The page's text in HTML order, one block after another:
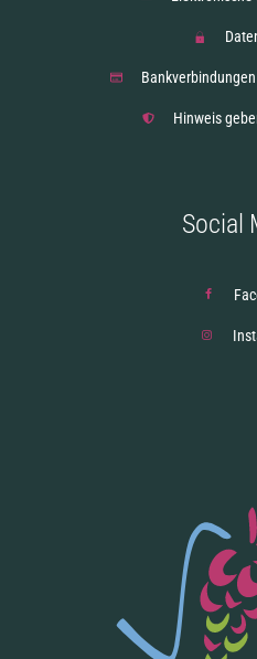
Hinweis
Social